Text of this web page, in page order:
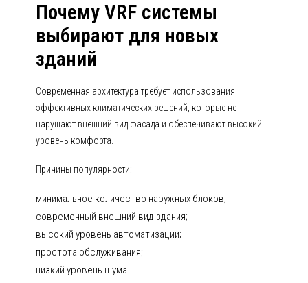
Почему VRF системы
выбирают для новых
зданий
Современная архитектура требует использования
эффективных климатических решений, которые не
нарушают внешний вид фасада и обеспечивают высокий
уровень комфорта.
Причины популярности:
минимальное количество наружных блоков;
современный внешний вид здания;
высокий уровень автоматизации;
простота обслуживания;
низкий уровень шума.